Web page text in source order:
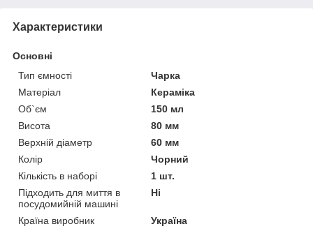
Характеристики
Основні
Тип ємності
Чарка
Матеріал
Кераміка
Об`єм
150 мл
Висота
80 мм
Верхній діаметр
60 мм
Колір
Чорний
Кількість в наборі
1 шт.
Підходить для миття в
посудомийній машині
Ні
Країна виробник Україна